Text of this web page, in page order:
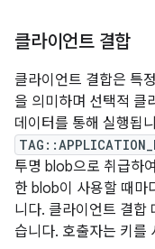
클라이언트 결합
클라이언트 결합은 특
을 의미하며 선택적 클
데이터를 통해 실행됩
투명 blob으로 취급하
한 blob이 사용할 때마
니다. 클라이언트 결
습니다. 호출자는 키를